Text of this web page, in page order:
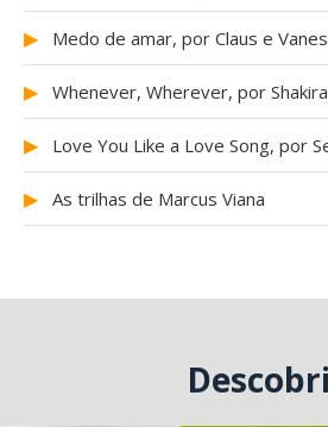
▶ Medo de amar, por Claus e
▶ Whenever, Wherever, por
▶ Love You Like a Love Song, por
▶ As trilhas de Marcus Viana